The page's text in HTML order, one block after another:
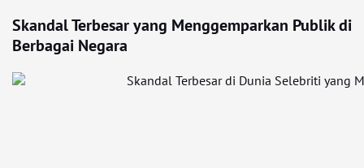
Skandal Terbesar yang Menggemparkan Publik di
Berbagai Negara